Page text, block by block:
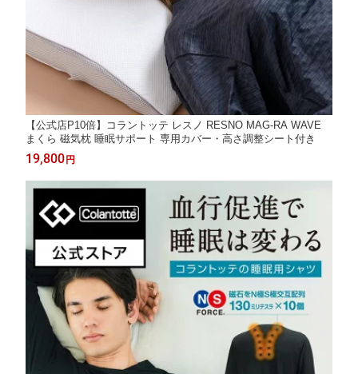
【公式店P10倍】コラントッテ レスノ RESNO MAG-RA WAVE
まくら 磁気枕 睡眠サポート 専用カバー・高さ調整シート付き
19,800円